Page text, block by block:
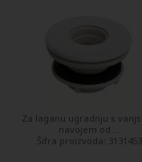
Za laganu ugradnju s
navojem od ...
Šifra proizvoda: 3131453